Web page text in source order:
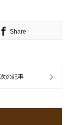
Share
次の記事